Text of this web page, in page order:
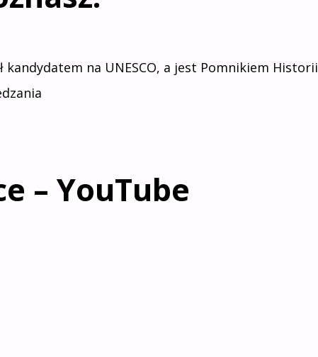
kandydatem na UNESCO, a jest Pomnikiem Historii
– YouTube